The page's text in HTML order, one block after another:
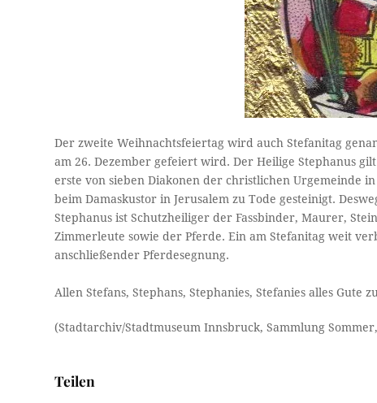
Der zweite Weihnachtsfeiertag wird auch Stefanitag
am 26. Dezember gefeiert wird. Der Heilige Stephanus
erste von sieben Diakonen der christlichen Urgemeinde
beim Damaskustor in Jerusalem zu Tode gesteinigt.
Stephanus ist Schutzheiliger der Fassbinder, Maurer,
Zimmerleute sowie der Pferde. Ein am Stefanitag weit
anschließender Pferdesegnung.
Allen Stefans, Stephans, Stephanies, Stefanies alles Gute
(Stadtarchiv/Stadtmuseum Innsbruck, Sammlung
Teilen